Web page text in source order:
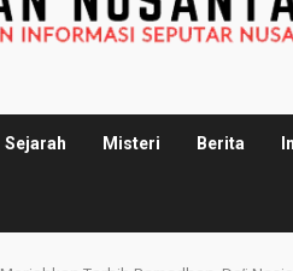
Sejarah Misteri Berita